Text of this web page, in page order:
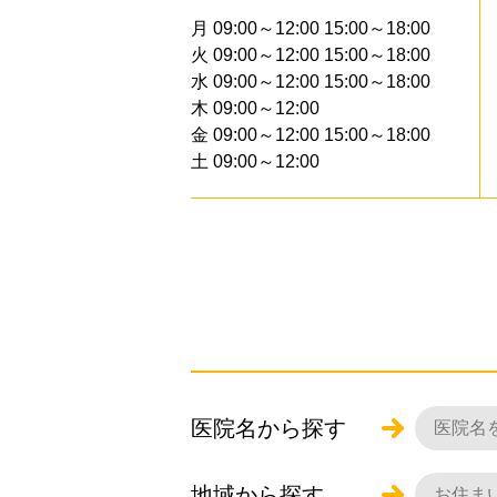
月 09:00～12:00 15:00～18:00
火 09:00～12:00 15:00～18:00
水 09:00～12:00 15:00～18:00
木 09:00～12:00
金 09:00～12:00 15:00～18:00
土 09:00～12:00
医院名から探す